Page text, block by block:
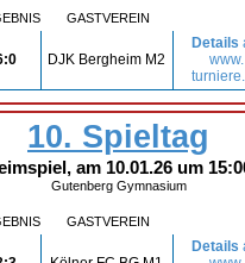
GASTVEREIN
DJK Bergheim M2
Details
www.
10. Spieltag
am 10.01.26 um
Gutenberg Gymnasium
GASTVEREIN
Details